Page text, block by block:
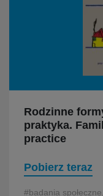
Rodzinne
praktyka.
practice
Pobierz teraz
#badania